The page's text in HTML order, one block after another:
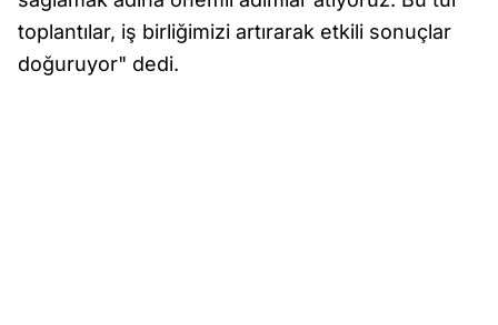
toplantılar, iş birliğimizi artırarak etkili sonuçlar
doğuruyor" dedi.